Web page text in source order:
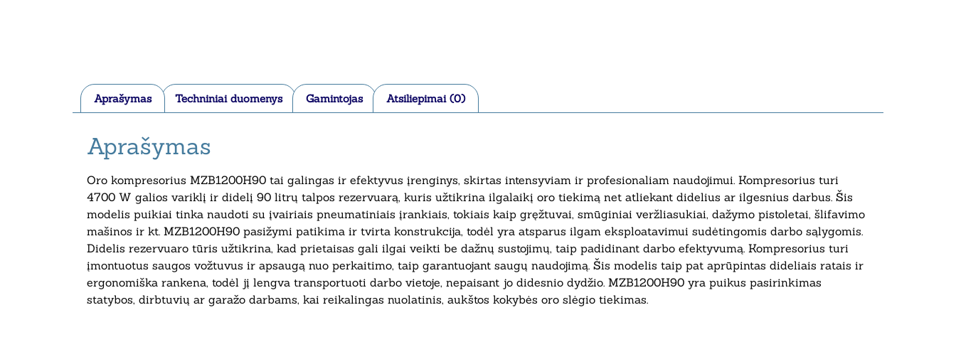
Aprašymas Techniniai duomenys Gamintojas Atsiliepimai (0)
Aprašymas
Oro kompresorius MZB1200H90 tai galingas ir efektyvus įrenginys, skirtas intensyviam ir profesionaliam naudojimui. Kompresorius turi
4700 W galios variklį ir didelį 90 litrų talpos rezervuarą, kuris užtikrina ilgalaikį oro tiekimą net atliekant didelius ar ilgesnius darbus. Šis
modelis puikiai tinka naudoti su įvairiais pneumatiniais įrankiais, tokiais kaip gręžtuvai, smūginiai veržliasukiai, dažymo pistoletai, šlifavimo
mašinos ir kt. MZB1200H90 pasižymi patikima ir tvirta konstrukcija, todėl yra atsparus ilgam eksploatavimui sudėtingomis darbo sąlygomis.
Didelis rezervuaro tūris užtikrina, kad prietaisas gali ilgai veikti be dažnų sustojimų, taip padidinant darbo efektyvumą. Kompresorius turi
įmontuotus saugos vožtuvus ir apsaugą nuo perkaitimo, taip garantuojant saugų naudojimą. Šis modelis taip pat aprūpintas dideliais ratais ir
ergonomiška rankena, todėl jį lengva transportuoti darbo vietoje, nepaisant jo didesnio dydžio. MZB1200H90 yra puikus pasirinkimas
statybos, dirbtuvių ar garažo darbams, kai reikalingas nuolatinis, aukštos kokybės oro slėgio tiekimas.